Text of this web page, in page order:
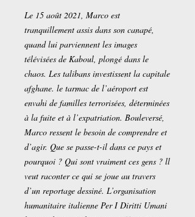
Le 15 août 2021, Marco est
tranquillement assis dans son canapé,
quand lui parviennent les images
télévisées de Kaboul, plongé dans le
chaos. Les talibans investissent la capitale
afghane. le tarmac de l’aéroport est
envahi de familles terrorisées, déterminées
à la fuite et à l’expatriation. Bouleversé,
Marco ressent le besoin de comprendre et
d’agir. Que se passe-t-il dans ce pays et
pourquoi ? Qui sont vraiment ces gens ? ll
veut raconter ce qui se joue au travers
d’un reportage dessiné. L’organisation
humanitaire italienne Per I Diritti Umani